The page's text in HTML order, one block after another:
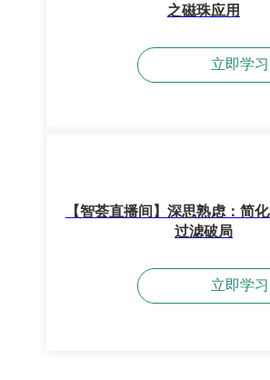
之磁珠应用
立即学习
【智荟直播间】深思熟虑：简
过滤破局
立即学习